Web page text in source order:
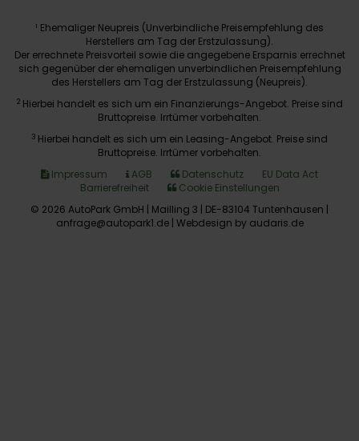
1 Ehemaliger Neupreis (Unverbindliche Preisempfehlung des
Herstellers am Tag der Erstzulassung).
Der errechnete Preisvorteil sowie die angegebene Ersparnis errechnet
sich gegenüber der ehemaligen unverbindlichen Preisempfehlung
des Herstellers am Tag der Erstzulassung (Neupreis).
2 Hierbei handelt es sich um ein Finanzierungs-Angebot. Preise sind
Bruttopreise. Irrtümer vorbehalten.
3 Hierbei handelt es sich um ein Leasing-Angebot. Preise sind
Bruttopreise. Irrtümer vorbehalten.
Impressum
AGB Datenschutz
EU Data Act
Barrierefreiheit
Cookie Einstellungen
© 2026 AutoPark GmbH | Mailling 3 | DE-83104 Tuntenhausen |
anfrage@autopark1.de | Webdesign by audaris.de